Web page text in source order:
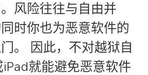
风险往往与自由并
时你也为恶意软件的
。 因此，不对越狱自
就能避免恶意软件